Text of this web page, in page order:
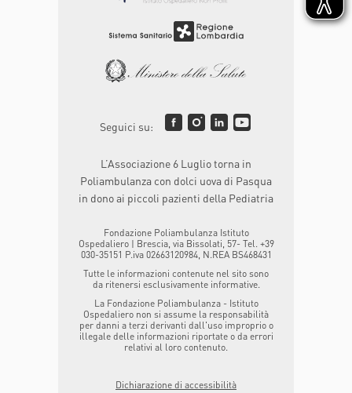
Seguici su:
L’Associazione 6 Luglio torna in
Poliambulanza con dolci uova di Pasqua
in dono ai piccoli pazienti della Pediatria
Fondazione Poliambulanza Istituto
Ospedaliero | Brescia, via Bissolati, 57- Tel. +39
030-35151 P.iva 02663120984, N.REA BS468431
Tutte le informazioni contenute nel sito sono
da ritenersi esclusivamente informative.
La Fondazione Poliambulanza - Istituto
Ospedaliero non si assume la responsabilità
per danni a terzi derivanti dall'uso improprio o
illegale delle informazioni riportate o da errori
relativi al loro contenuto.
Dichiarazione di accessibilità